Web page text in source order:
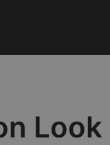
Look